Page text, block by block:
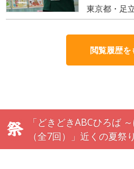
東京都・足
閲覧履歴を
「どきどきABCひろば
（全7回）」近くの夏祭り